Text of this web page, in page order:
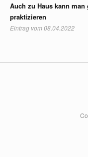
Auch zu Haus kann man
praktizieren
Eintrag vom 08.04.2022